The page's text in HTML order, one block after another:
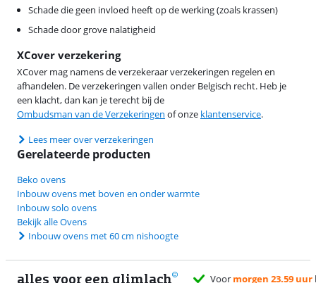
Schade die geen invloed heeft op de werking (zoals krassen)
Schade door grove nalatigheid
XCover verzekering
XCover mag namens de verzekeraar verzekeringen regelen en
afhandelen. De verzekeringen vallen onder Belgisch recht. Heb je
een klacht, dan kan je terecht bij de
Ombudsman van de Verzekeringen of onze klantenservice.
Lees meer over verzekeringen
Gerelateerde producten
Beko ovens
Inbouw ovens met boven en onder warmte
Inbouw solo ovens
Bekijk alle Ovens
Inbouw ovens met 60 cm nishoogte
alles voor een glimlach